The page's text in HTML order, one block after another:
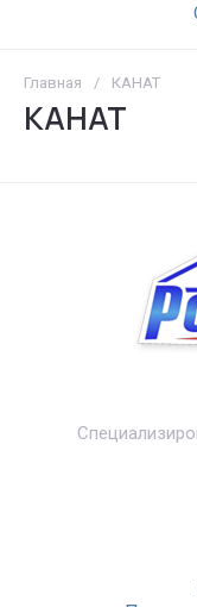
Главная / КАНАТ
КАНАТ